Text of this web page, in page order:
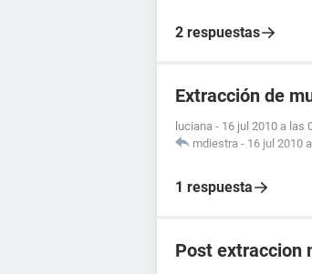
2 respuestas
Extracción de
luciana - 16 jul 2010 a las
mdiestra - 16 jul 2010
1 respuesta
Post extraccion